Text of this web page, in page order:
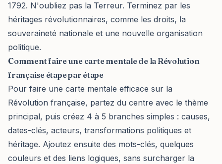
1792. N'oubliez pas la Terreur. Terminez par les
héritages révolutionnaires, comme les droits, la
souveraineté nationale et une nouvelle organisation
politique.
Comment faire une carte mentale de la Révolution
française étape par étape
Pour faire une carte mentale efficace sur la
Révolution française, partez du centre avec le thème
principal, puis créez 4 à 5 branches simples : causes,
dates-clés, acteurs, transformations politiques et
héritage. Ajoutez ensuite des mots-clés, quelques
couleurs et des liens logiques, sans surcharger la